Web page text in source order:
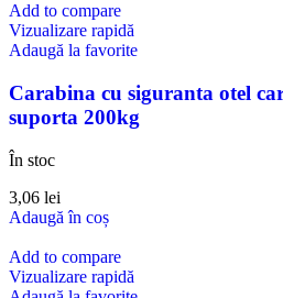
Add to compare
Vizualizare rapidă
Adaugă la favorite
Carabina cu siguranta otel
suporta 200kg
În stoc
3,06 lei
Adaugă în coș
Add to compare
Vizualizare rapidă